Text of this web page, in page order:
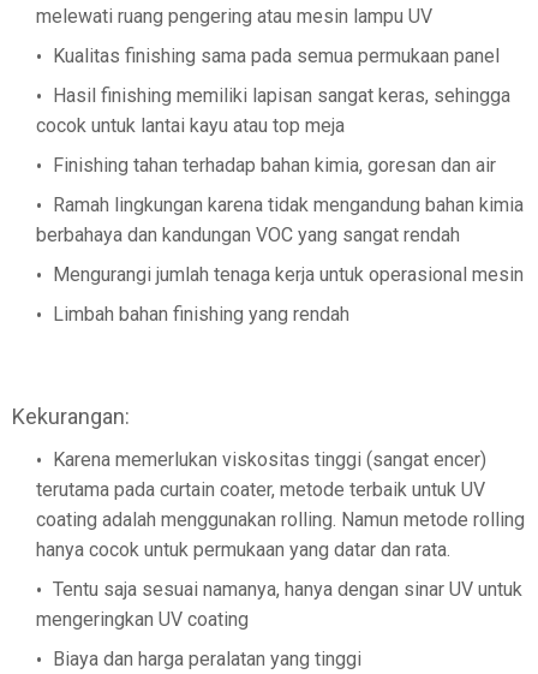
melewati ruang pengering atau mesin lampu UV
Kualitas finishing sama pada semua permukaan panel
Hasil finishing memiliki lapisan sangat keras, sehingga
cocok untuk lantai kayu atau top meja
Finishing tahan terhadap bahan kimia, goresan dan air
Ramah lingkungan karena tidak mengandung bahan kimia
berbahaya dan kandungan VOC yang sangat rendah
Mengurangi jumlah tenaga kerja untuk operasional mesin
Limbah bahan finishing yang rendah
Kekurangan:
Karena memerlukan viskositas tinggi (sangat encer)
terutama pada curtain coater, metode terbaik untuk UV
coating adalah menggunakan rolling. Namun metode rolling
hanya cocok untuk permukaan yang datar dan rata.
Tentu saja sesuai namanya, hanya dengan sinar UV untuk
mengeringkan UV coating
Biaya dan harga peralatan yang tinggi